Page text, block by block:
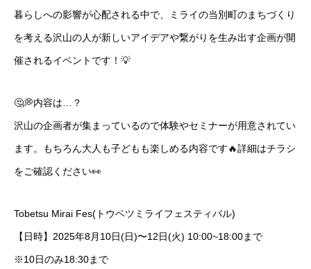
暮らしへの影響が心配される中で、ミライの当別町のまちづくり
を考える沢山の人が新しいアイデアや繋がりを生み出す企画が開
催されるイベントです！💡
🤔💭内容は…？
沢山の企画者が集まっているので体験やセミナーが用意されてい
ます。もちろん大人も子どもも楽しめる内容です🔥詳細はチラシ
をご確認ください👀
Tobetsu Mirai Fes(トウベツミライフェスティバル)
【日時】2025年8月10日(日)〜12日(火) 10:00~18:00まで
※10日のみ18:30まで